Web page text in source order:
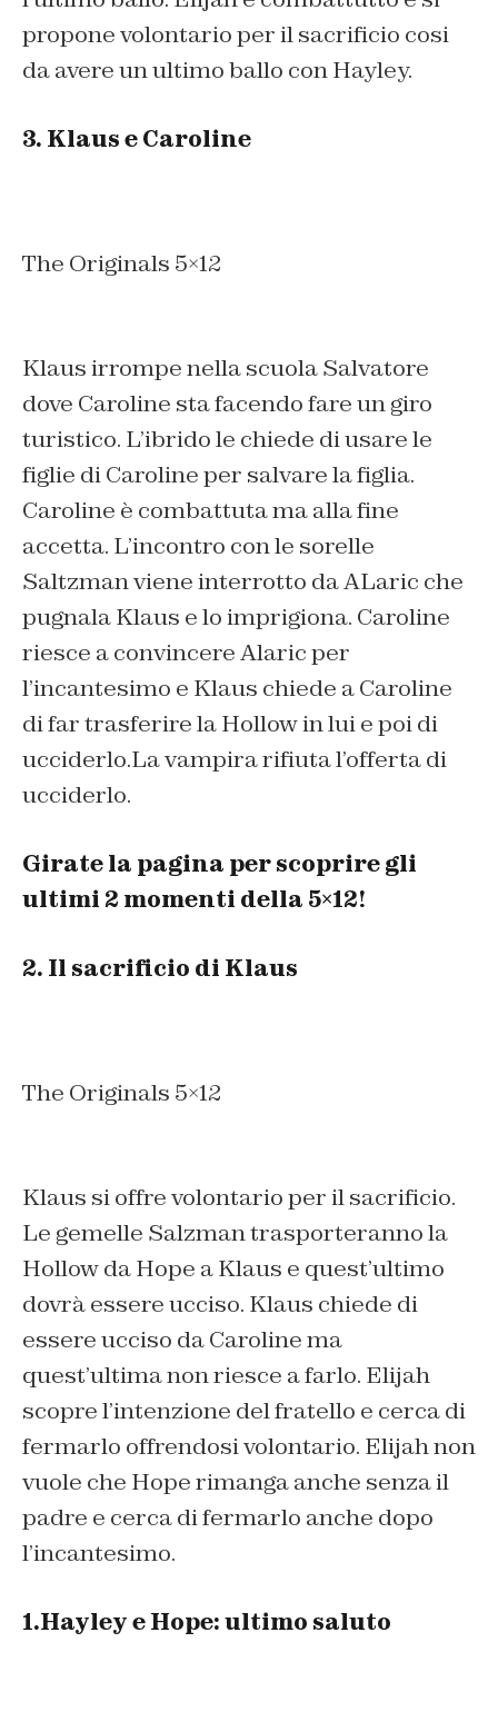
propone volontario per il sacrificio cosi
da avere un ultimo ballo con Hayley.
3. Klaus e Caroline
The Originals 5×12
Klaus irrompe nella scuola Salvatore
dove Caroline sta facendo fare un giro
turistico. L’ibrido le chiede di usare le
figlie di Caroline per salvare la figlia.
Caroline è combattuta ma alla fine
accetta. L’incontro con le sorelle
Saltzman viene interrotto da ALaric che
pugnala Klaus e lo imprigiona. Caroline
riesce a convincere Alaric per
l’incantesimo e Klaus chiede a Caroline
di far trasferire la Hollow in lui e poi di
ucciderlo.La vampira rifiuta l’offerta di
ucciderlo.
Girate la pagina per scoprire gli
ultimi 2 momenti della 5×12!
2. Il sacrificio di Klaus
The Originals 5×12
Klaus si offre volontario per il sacrificio.
Le gemelle Salzman trasporteranno la
Hollow da Hope a Klaus e quest’ultimo
dovrà essere ucciso. Klaus chiede di
essere ucciso da Caroline ma
quest’ultima non riesce a farlo. Elijah
scopre l’intenzione del fratello e cerca di
fermarlo offrendosi volontario. Elijah non
vuole che Hope rimanga anche senza il
padre e cerca di fermarlo anche dopo
l’incantesimo.
1.Hayley e Hope: ultimo saluto